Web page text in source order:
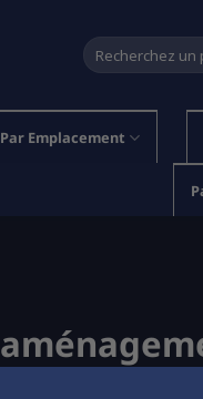
Recherche
pour :
Par Emplacement